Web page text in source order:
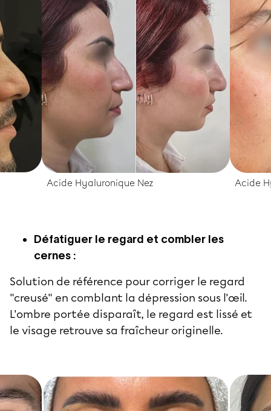
Acide Hyaluronique Nez Acide
Défatiguer le regard et combler les
cernes :
Solution de référence pour corriger le regard
"creusé" en comblant la dépression sous l'œil.
L'ombre portée disparaît, le regard est lissé et
le visage retrouve sa fraîcheur originelle.